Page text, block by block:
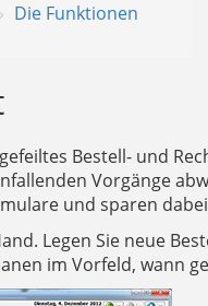
Die Funktionen
Bestell- und
Vorgänge
und sparen
Legen Sie neue
im Vorfeld, wann